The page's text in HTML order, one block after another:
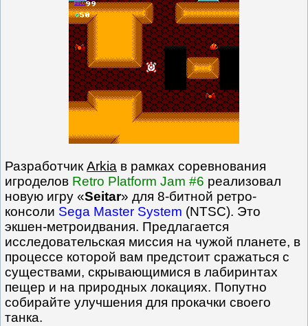
РазработчикArkia в рамках соревнования
игроделов Retro Platform Jam #6 реализовал
новую игру «Seitar» для 8-битной ретро-
консоли Sega Master System (NTSC). Это
экшен-метроидвания. Предлагается
исследовательская миссия на чужой планете, в
процессе которой вам предстоит сражаться с
существами, скрывающимися в лабиринтах
пещер и на природных локациях. Попутно
собирайте улучшения для прокачки своего
танка.